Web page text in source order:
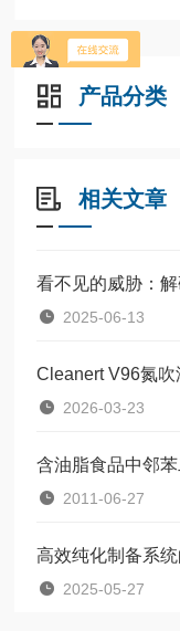
产品分类
相关文章
2025-06-13
2026-03-23
2011-06-27
高效纯化制备系
2025-05-27